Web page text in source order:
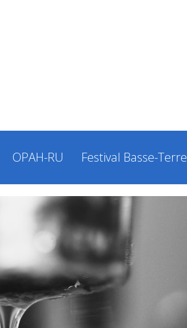
OPAH-RU Festival Basse-Terre